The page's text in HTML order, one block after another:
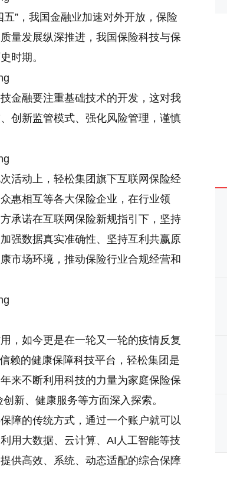
”，我国金融业加速对外开放，保险
量发展纵深推进，我国保险科技与保
时期。
金融要注重基础技术的开发，这对我
创新监管模式、强化风险管理，谨慎
活动上，轻松集团旗下互联网保险经
惠相互等各大保险企业，在行业领
承诺在互联网保险新规指引下，坚持
强数据真实准确性、坚持互利共赢原
市场环境，推动保险行业合规经营和
，如今更是在一轮又一轮的疫情反复
赖的健康保障科技平台，轻松集团是
来不断利用科技的力量为家庭保险保
新、健康服务等方面深入探索。
障的传统方式，通过一个账户就可以
用大数据、云计算、AI人工智能等技
供高效、系统、动态适配的综合保障